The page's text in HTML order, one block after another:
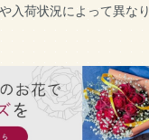
入荷状況によって異なり